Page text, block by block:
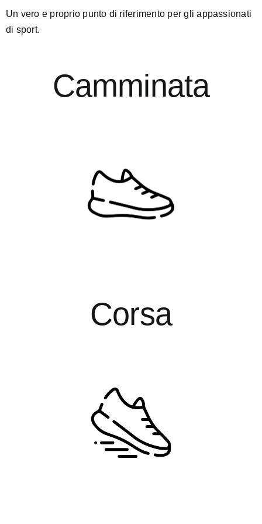
Un vero e proprio punto di riferimento per gli appassionati
di sport.
Camminata
Corsa